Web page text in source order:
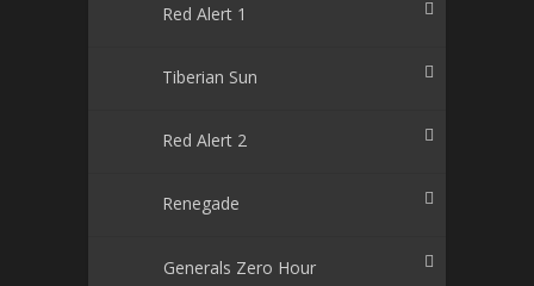
Red Alert 1
Tiberian Sun
Red Alert 2
Renegade
Generals Zero Hour